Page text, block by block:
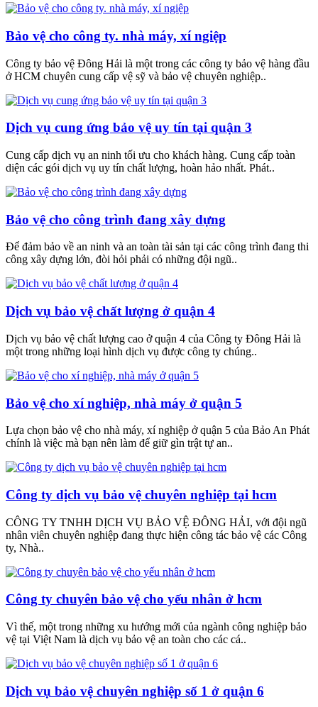
Bảo vệ cho công ty. nhà máy, xí ngiệp
Công ty bảo vệ Đông Hải là một trong các công ty bảo vệ hàng đầu
ở HCM chuyên cung cấp vệ sỹ và bảo vệ chuyên nghiệp..
Dịch vụ cung ứng bảo vệ uy tín tại quận 3
Cung cấp dịch vụ an ninh tối ưu cho khách hàng. Cung cấp toàn
diện các gói dịch vụ uy tín chất lượng, hoàn hảo nhất. Phát..
Bảo vệ cho công trình đang xây dựng
Để đảm bảo về an ninh và an toàn tài sản tại các công trình đang thi
công xây dựng lớn, đòi hỏi phải có những đội ngũ..
Dịch vụ bảo vệ chất lượng ở quận 4
Dịch vụ bảo vệ chất lượng cao ở quận 4 của Công ty Đông Hải là
một trong những loại hình dịch vụ được công ty chúng..
Bảo vệ cho xí nghiệp, nhà máy ở quận 5
Lựa chọn bảo vệ cho nhà máy, xí nghiệp ở quận 5 của Bảo An Phát
chính là việc mà bạn nên làm để giữ gìn trật tự an..
Công ty dịch vụ bảo vệ chuyên nghiệp tại hcm
CÔNG TY TNHH DỊCH VỤ BẢO VỆ ĐÔNG HẢI, với đội ngũ
nhân viên chuyên nghiệp đang thực hiện công tác bảo vệ các Công
ty, Nhà..
Công ty chuyên bảo vệ cho yếu nhân ở hcm
Vì thế, một trong những xu hướng mới của ngành công nghiệp bảo
vệ tại Việt Nam là dịch vụ bảo vệ an toàn cho các cá..
Dịch vụ bảo vệ chuyên nghiệp số 1 ở quận 6